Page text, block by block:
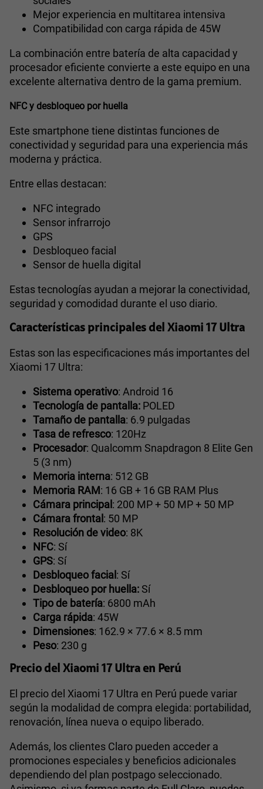
Mejor experiencia en multitarea intensiva
Compatibilidad con carga rápida de 45W
La combinación entre batería de alta capacidad y
procesador eficiente convierte a este equipo en una
excelente alternativa dentro de la gama premium.
NFC y desbloqueo por huella
Este smartphone tiene distintas funciones de
conectividad y seguridad para una experiencia más
moderna y práctica.
Entre ellas destacan:
NFC integrado
Sensor infrarrojo
GPS
Desbloqueo facial
Sensor de huella digital
Estas tecnologías ayudan a mejorar la conectividad,
seguridad y comodidad durante el uso diario.
Características principales del Xiaomi 17 Ultra
Estas son las especificaciones más importantes del
Xiaomi 17 Ultra:
Sistema operativo: Android 16
Tecnología de pantalla: POLED
Tamaño de pantalla: 6.9 pulgadas
Tasa de refresco: 120Hz
Procesador: Qualcomm Snapdragon 8 Elite Gen
5 (3 nm)
Memoria interna: 512 GB
Memoria RAM: 16 GB + 16 GB RAM Plus
Cámara principal : 200 MP + 50 MP + 50 MP
Cámara frontal : 50 MP
Resolución de video: 8K
NFC: Sí
GPS: Sí
Desbloqueo facial : Sí
Desbloqueo por huella: Sí
Tipo de batería: 6800 mAh
Carga rápida: 45W
Dimensiones: 162.9 × 77.6 × 8.5 mm
Peso: 230 g
Precio del Xiaomi 17 Ultra en Perú
El precio del Xiaomi 17 Ultra en Perú puede variar
según la modalidad de compra elegida: portabilidad,
renovación, línea nueva o equipo liberado.
Además, los clientes Claro pueden acceder a
promociones especiales y beneficios adicionales
dependiendo del plan postpago seleccionado.